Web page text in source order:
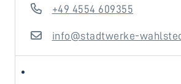
+49 4554 609355
info@stadtwerke-